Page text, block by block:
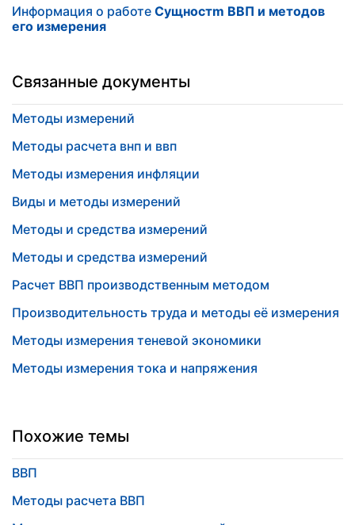
Информация о работе Cущностm ВВП и методов
его измерения
Связанные документы
Методы измерений
Методы расчета внп и ввп
Методы измерения инфляции
Виды и методы измерений
Методы и средства измерений
Методы и средства измерений
Расчет ВВП производственным методом
Производительность труда и методы её измерения
Методы измерения теневой экономики
Методы измерения тока и напряжения
Похожие темы
ВВП
Методы расчета ВВП